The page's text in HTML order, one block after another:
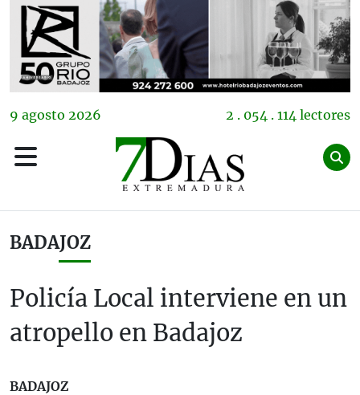
9 agosto 2026 2 . 054 . 114 lectores
BADAJOZ
Policía Local interviene en un
atropello en Badajoz
BADAJOZ